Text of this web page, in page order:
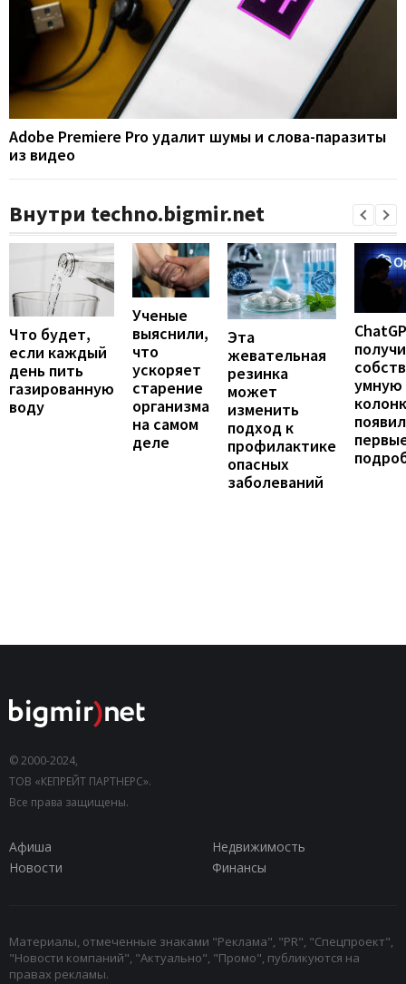
Adobe Premiere Pro удалит шумы и слова-паразиты
из видео
Внутри techno.bigmir.net
Что будет,
если каждый
день пить
газированную
воду
Ученые
выяснили,
что
ускоряет
старение
организма
на самом
деле
Эта
жевательная
резинка
может
изменить
подход к
профилактике
опасных
заболеваний
умную
© 2000-2024,
ТОВ «КЕПРЕЙТ ПАРТНЕРС».
Все права защищены.
Афиша
Недвижимость
Новости
Финансы
Материалы, отмеченные знаками "Реклама", "PR", "Спецпроект",
"Новости компаний", "Актуально", "Промо", публикуются на
правах рекламы.